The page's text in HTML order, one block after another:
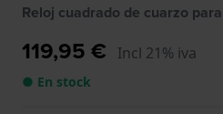
Reloj cuadrado de cuarzo
119,95 € Incl 21% iva
● En stock